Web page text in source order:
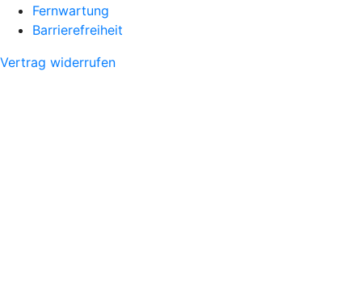
Fernwartung
Barrierefreiheit
Vertrag widerrufen